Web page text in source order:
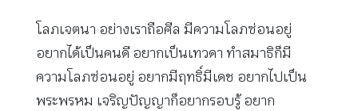
โลภเจตนา อย่างเราถือศีล มีความโลภซ่อนอยู่
อยากได้เป็นคนดี อยากเป็นเทวดา ทำสมาธิก็มี
ความโลภซ่อนอยู่ อยากมีฤทธิ์มีเดช อยากไปเป็น
พระพรหม เจริญปัญญาก็อยากรอบรู้ อยาก